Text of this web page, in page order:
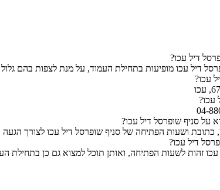
דיל עכו?
דיל עכו מופיעות בתחילת העמוד, על מנת לצפות בהם
עכו?
עכו?
על סניף שופרסל דיל עכו?
כתובת ושעות הפתיחה של סניף שופרסל דיל עכו לצורך הגעה
דיל עכו?
זהות לשעות הפתיחה, ואותן תוכל למצוא גם כן בתחילת